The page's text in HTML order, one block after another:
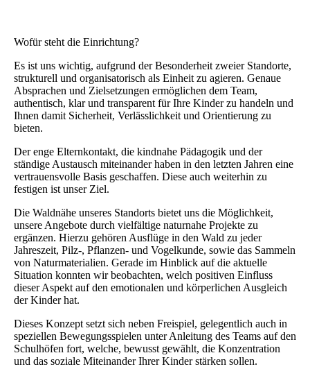
Wofür steht die Einrichtung?
Es ist uns wichtig, aufgrund der Besonderheit zweier Standorte,
strukturell und organisatorisch als Einheit zu agieren. Genaue
Absprachen und Zielsetzungen ermöglichen dem Team,
authentisch, klar und transparent für Ihre Kinder zu handeln und
Ihnen damit Sicherheit, Verlässlichkeit und Orientierung zu
bieten.
Der enge Elternkontakt, die kindnahe Pädagogik und der
ständige Austausch miteinander haben in den letzten Jahren eine
vertrauensvolle Basis geschaffen. Diese auch weiterhin zu
festigen ist unser Ziel.
Die Waldnähe unseres Standorts bietet uns die Möglichkeit,
unsere Angebote durch vielfältige naturnahe Projekte zu
ergänzen. Hierzu gehören Ausflüge in den Wald zu jeder
Jahreszeit, Pilz-, Pflanzen- und Vogelkunde, sowie das Sammeln
von Naturmaterialien. Gerade im Hinblick auf die aktuelle
Situation konnten wir beobachten, welch positiven Einfluss
dieser Aspekt auf den emotionalen und körperlichen Ausgleich
der Kinder hat.
Dieses Konzept setzt sich neben Freispiel, gelegentlich auch in
speziellen Bewegungsspielen unter Anleitung des Teams auf den
Schulhöfen fort, welche, bewusst gewählt, die Konzentration
und das soziale Miteinander Ihrer Kinder stärken sollen.